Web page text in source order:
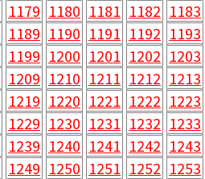
1179 1180 1181 1182 1183
1189 1190 1191 1192 1193
1199 1200 1201 1202 1203
1209 1210 1211 1212 1213
1219 1220 1221 1222 1223
1229 1230 1231 1232 1233
1239 1240 1241 1242 1243
1249 1250 1251 1252 1253